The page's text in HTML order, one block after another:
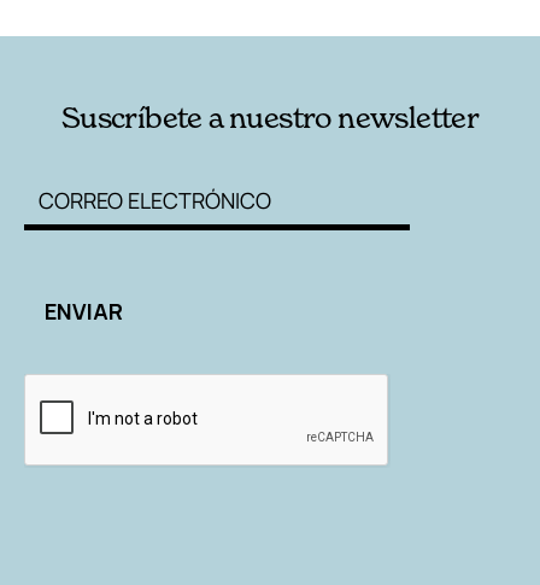
Suscríbete a nuestro newsletter